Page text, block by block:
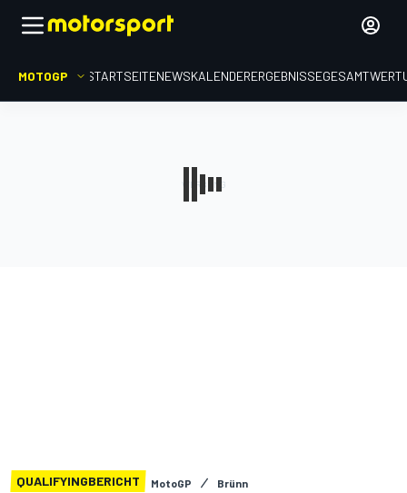
MOTOGP STARTSEITENEWSKALENDERERGEBNISSE
QUALIFYINGBERICHT MotoGP Brünn